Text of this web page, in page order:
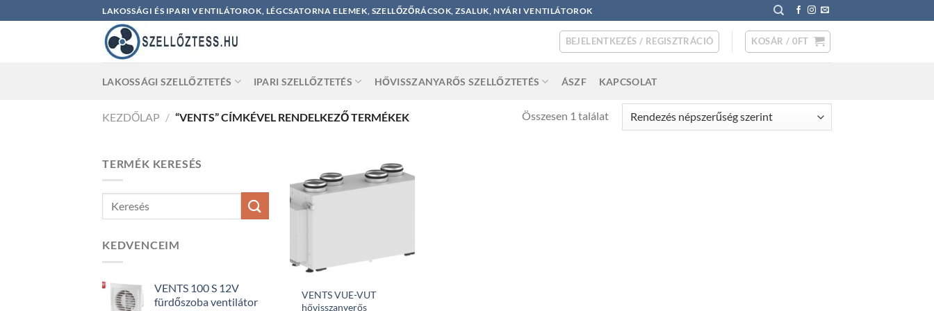
to
LAKOSSÁGI ÉS IPARI VENTILÁTOROK, LÉGCSATORNA ELEMEK, SZELLŐZŐRÁCSOK, ZSALUK, NYÁRI VENTILÁTOROK
BEJELENTKEZÉS / REGISZTRÁCIÓ KOSÁR / 0FT
LAKOSSÁGI SZELLŐZTETÉS IPARI SZELLŐZTETÉS HŐVISSZANYARŐS SZELLŐZTETÉS ÁSZF KAPCSOLAT
KEZDŐLAP / “VENTS” CÍMKÉVEL RENDELKEZŐ TERMÉKEK Összesen 1 találat
TERMÉK KERESÉS
KEDVENCEIM
VENTS 100 S 12V
fürdőszoba ventilátor
VENTS VUE-VUT
hővisszanyerős